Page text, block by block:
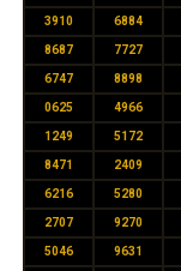
3910 6884
8687 7727
6747 8898
0625 4966
1249 5172
8471 2409
6216 5280
2707 9270
5046 9631